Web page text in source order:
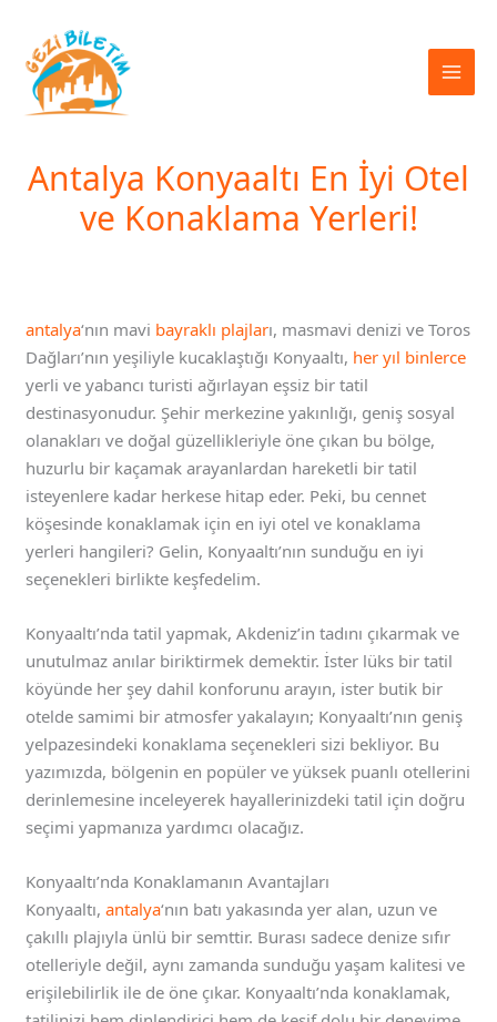
Antalya Konyaaltı En İyi Otel
ve Konaklama Yerleri!
antalya‘nın mavi bayraklı plajları, masmavi denizi ve Toros
Dağları’nın yeşiliyle kucaklaştığı Konyaaltı, her yıl binlerce
yerli ve yabancı turisti ağırlayan eşsiz bir tatil
destinasyonudur. Şehir merkezine yakınlığı, geniş sosyal
olanakları ve doğal güzellikleriyle öne çıkan bu bölge,
huzurlu bir kaçamak arayanlardan hareketli bir tatil
isteyenlere kadar herkese hitap eder. Peki, bu cennet
köşesinde konaklamak için en iyi otel ve konaklama
yerleri hangileri? Gelin, Konyaaltı’nın sunduğu en iyi
seçenekleri birlikte keşfedelim.
Konyaaltı’nda tatil yapmak, Akdeniz’in tadını çıkarmak ve
unutulmaz anılar biriktirmek demektir. İster lüks bir tatil
köyünde her şey dahil konforunu arayın, ister butik bir
otelde samimi bir atmosfer yakalayın; Konyaaltı’nın geniş
yelpazesindeki konaklama seçenekleri sizi bekliyor. Bu
yazımızda, bölgenin en popüler ve yüksek puanlı otellerini
derinlemesine inceleyerek hayallerinizdeki tatil için doğru
seçimi yapmanıza yardımcı olacağız.
Konyaaltı’nda Konaklamanın Avantajları
Konyaaltı,antalya‘nın batı yakasında yer alan, uzun ve
çakıllı plajıyla ünlü bir semttir. Burası sadece denize sıfır
otelleriyle değil, aynı zamanda sunduğu yaşam kalitesi ve
erişilebilirlik ile de öne çıkar. Konyaaltı’nda konaklamak,